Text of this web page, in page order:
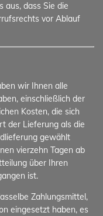
aus, dass Sie die
vor Ablauf
wir Ihnen alle
einschließlich der
Kosten, die sich
der Lieferung als die
gewählt
vierzehn Tagen ab
über Ihren
ist.
Zahlungsmittel,
eingesetzt haben, es